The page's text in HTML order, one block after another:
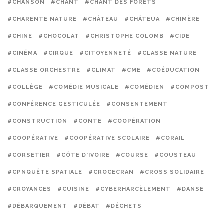
#CHANSON #CHANT #CHANT DES FORÊTS
#CHARENTE NATURE #CHÂTEAU #CHÂTEUA #CHIMÈRE
#CHINE #CHOCOLAT #CHRISTOPHE COLOMB #CIDE
#CINÉMA #CIRQUE #CITOYENNETÉ #CLASSE NATURE
#CLASSE ORCHESTRE #CLIMAT #CME #COÉDUCATION
#COLLÈGE #COMÉDIE MUSICALE #COMÉDIEN #COMPOST
#CONFÉRENCE GESTICULÉE #CONSENTEMENT
#CONSTRUCTION #CONTE #COOPÉRATION
#COOPÉRATIVE #COOPÉRATIVE SCOLAIRE #CORAIL
#CORSETIER #CÔTE D'IVOIRE #COURSE #COUSTEAU
#CPNQUÊTE SPATIALE #CROCECRAN #CROSS SOLIDAIRE
#CROYANCES #CUISINE #CYBERHARCÈLEMENT #DANSE
#DÉBARQUEMENT #DÉBAT #DÉCHETS